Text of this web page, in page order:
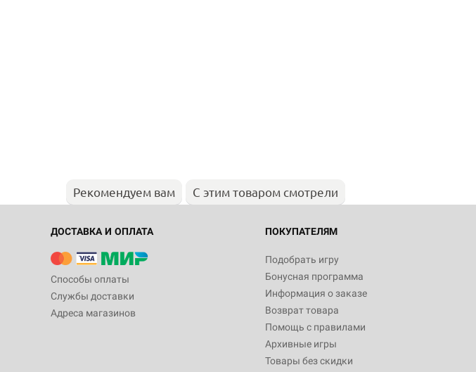
Рекомендуем вам С этим товаром смотрели
ДОСТАВКА И ОПЛАТА
Способы оплаты
Службы доставки
Адреса магазинов
ПОКУПАТЕЛЯМ
Подобрать игру
Бонусная программа
Информация о заказе
Возврат товара
Помощь с правилами
Архивные игры
Товары без скидки